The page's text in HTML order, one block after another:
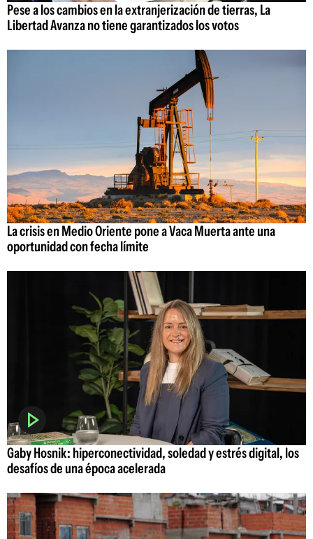
Pese a los cambios en la extranjerización de tierras, La
Libertad Avanza no tiene garantizados los votos
La crisis en Medio Oriente pone a Vaca Muerta ante una
oportunidad con fecha límite
Gaby Hosnik: hiperconectividad, soledad y estrés digital, los
desafíos de una época acelerada